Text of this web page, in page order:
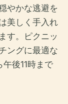
やかな逃避を
美しく手入れ
す。ピクニッ
ングに最適な
後11時まで